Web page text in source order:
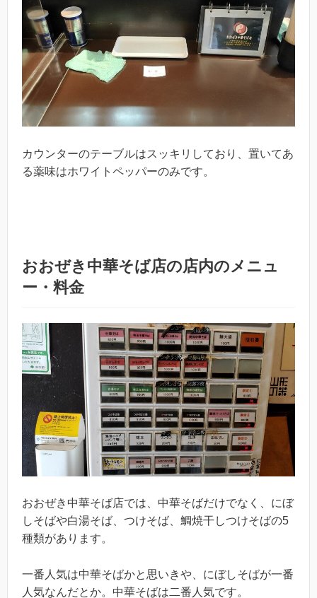
カウンターのテーブルはスッキリしており、置いてあ
る薬味はホワイトペッパーのみです。
おおぜき中華そば店の店内のメニュ
ー・料金
おおぜき中華そば店では、中華そばだけでなく、にぼ
しそばや白湯そば、つけそば、鯛焼干しつけそばの5
種類があります。
一番人気は中華そばかと思いきや、にぼしそばが一番
人気なんだとか。中華そばは二番人気です。